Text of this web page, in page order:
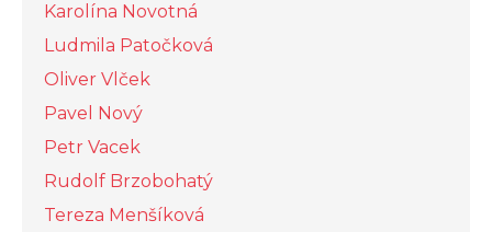
Karolína Novotná
Ludmila Patočková
Oliver Vlček
Pavel Nový
Petr Vacek
Rudolf Brzobohatý
Tereza Menšíková